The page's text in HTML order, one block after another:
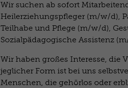
Wir suchen ab sofort
Heilerziehungspfleger (m/w/d),
Teilhabe und Pflege (m/w/d),
Sozialpädagogische Assistenz
Wir haben großes Interesse, die
jeglicher Form ist bei uns
Menschen, die gehörlos oder